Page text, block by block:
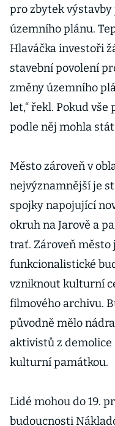
pro zbytek
územního plánu.
Hlaváčka investoři
stavební povolení
změny územního
let,“ řekl. Pokud
podle něj mohla stát
Město zároveň v
nejvýznamnější je
spojky napojující
okruh na Jarově a
trať. Zároveň město
funkcionalistické
vzniknout kulturní
filmového archivu.
původně mělo
aktivistů z demolice
kulturní památkou.
Lidé mohou do 19.
budoucnosti